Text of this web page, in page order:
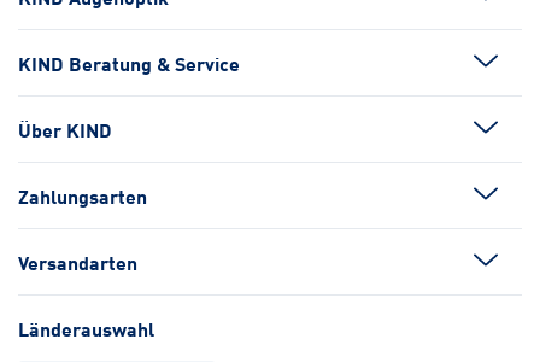
KIND Beratung & Service
Über KIND
Zahlungsarten
Versandarten
Länderauswahl